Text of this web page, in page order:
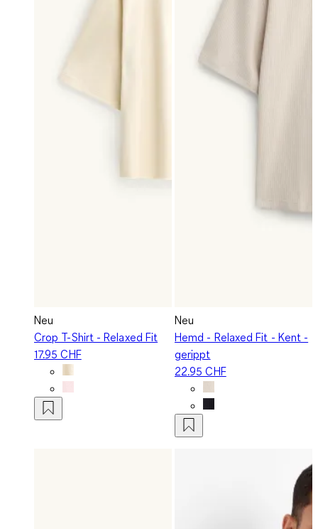
Neu
Crop T-Shirt - Relaxed Fit
17.95 CHF
Neu
Hemd - Relaxed Fit - Kent -
gerippt
22.95 CHF